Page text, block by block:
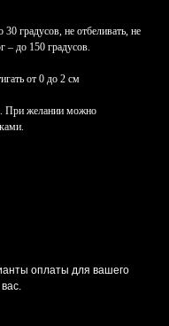
градусов, не отбеливать, не
– до 150 градусов.
от 0 до 2 см
При желании можно
оплаты для вашего